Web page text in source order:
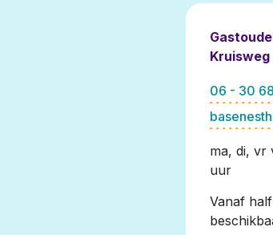
Kruisweg
06 - 30
ma, di, vr
uur
Vanaf